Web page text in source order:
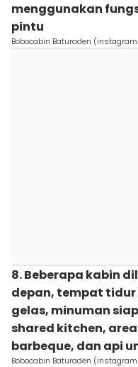
menggunakan
pintu
Bobocabin Baturaden
8. Beberapa kabin
depan, tempat tidur
gelas, minuman
shared kitchen,
barbeque, dan api
Bobocabin Baturaden